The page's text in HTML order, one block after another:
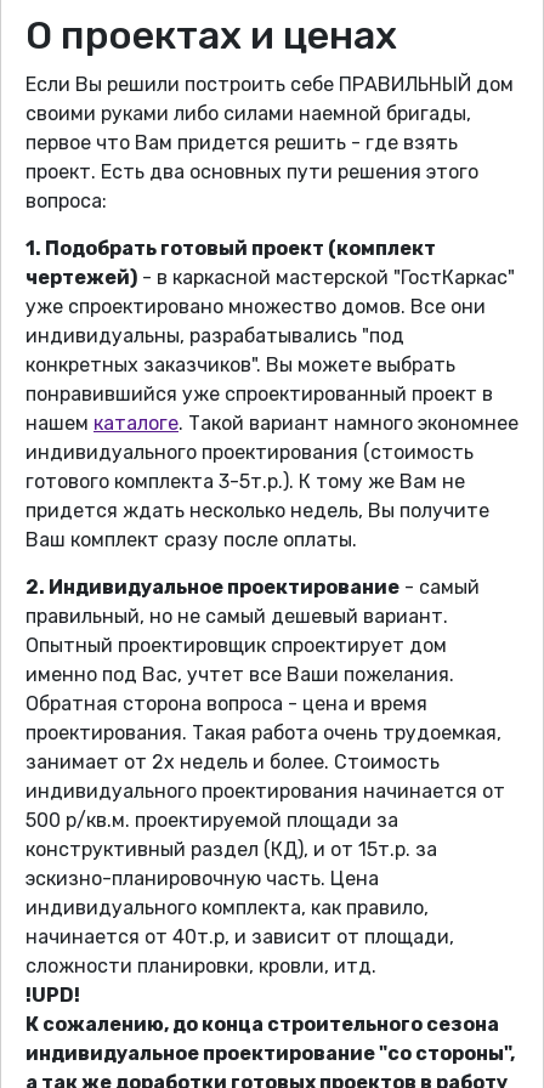
О проектах и ценах
Если Вы решили построить себе ПРАВИЛЬНЫЙ дом
своими руками либо силами наемной бригады,
первое что Вам придется решить - где взять
проект. Есть два основных пути решения этого
вопроса:
1. Подобрать готовый проект (комплект
чертежей) - в каркасной мастерской "ГостКаркас"
уже спроектировано множество домов. Все они
индивидуальны, разрабатывались "под
конкретных заказчиков". Вы можете выбрать
понравившийся уже спроектированный проект в
нашем каталоге. Такой вариант намного экономнее
индивидуального проектирования (стоимость
готового комплекта 3-5т.р.). К тому же Вам не
придется ждать несколько недель, Вы получите
Ваш комплект сразу после оплаты.
2. Индивидуальное проектирование - самый
правильный, но не самый дешевый вариант.
Опытный проектировщик спроектирует дом
именно под Вас, учтет все Ваши пожелания.
Обратная сторона вопроса - цена и время
проектирования. Такая работа очень трудоемкая,
занимает от 2х недель и более. Стоимость
индивидуального проектирования начинается от
500 р/кв.м. проектируемой площади за
конструктивный раздел (КД), и от 15т.р. за
эскизно-планировочную часть. Цена
индивидуального комплекта, как правило,
начинается от 40т.р, и зависит от площади,
сложности планировки, кровли, итд.
!UPD!
К сожалению, до конца строительного сезона
индивидуальное проектирование "со стороны",
а так же доработки готовых проектов в работу